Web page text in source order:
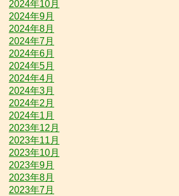
2024年10月
2024年9月
2024年8月
2024年7月
2024年6月
2024年5月
2024年4月
2024年3月
2024年2月
2024年1月
2023年12月
2023年11月
2023年10月
2023年9月
2023年8月
2023年7月